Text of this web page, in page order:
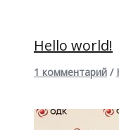
Hello world!
1 комментарий /